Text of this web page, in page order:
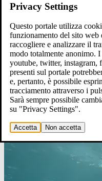
giornata-mondiale
onu
condividi su
Privacy Settings
Questo portale utilizza
funzionamento del sito web
raccogliere e analizzare il
modo totalmente anonimo.
youtube, twitter, instagram,
presenti sul portale
e, pertanto, è possibile
tracciamento attraverso i
Sarà sempre possibile
su "Privacy Settings".
Accetta Non accetta